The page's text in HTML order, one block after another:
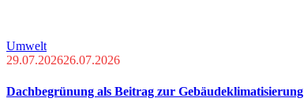
Umwelt
29.07.202626.07.2026
Dachbegrünung als Beitrag zur Gebäudeklimatisierung